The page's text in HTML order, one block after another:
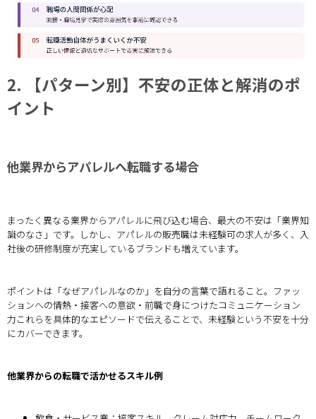
2. 【パターン別】不安の正体と解消のポ
イント
他業界からアパレルへ転職する場合
まったく異なる業界からアパレルに飛び込む場合、最大の不安は「業界知
識のなさ」です。しかし、アパレルの販売職は未経験可の求人が多く、入
社後の研修制度が充実しているブランドも増えています。
ポイントは「なぜアパレルなのか」を自分の言葉で語れること。ファッ
ションへの情熱・接客への意欲・前職で身につけたコミュニケーション
力――これらを具体的なエピソードで伝えることで、未経験という不安を十分
にカバーできます。
他業界からの転職で活かせるスキル例